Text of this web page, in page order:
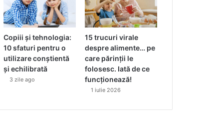
Copiii și tehnologia:
10 sfaturi pentru o
utilizare conștientă
și echilibrată
3 zile ago
15 trucuri virale
despre alimente… pe
care părinții le
folosesc. Iată de ce
funcționează!
1 iulie 2026